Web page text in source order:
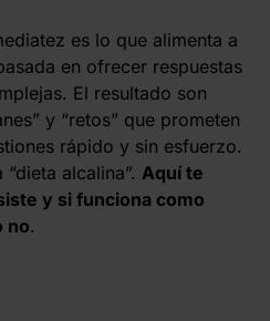
es lo que alimenta a
en ofrecer respuestas
El resultado son
y “retos” que prometen
rápido y sin esfuerzo.
alcalina”. Aquí te
y si funciona como
no.